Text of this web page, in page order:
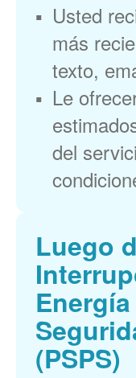
Usted
más
texto,
Le
del
Luego
(PSPS)